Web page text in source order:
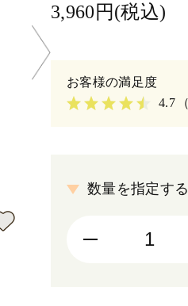
3,960円(税込)
4.7
数量を指定する